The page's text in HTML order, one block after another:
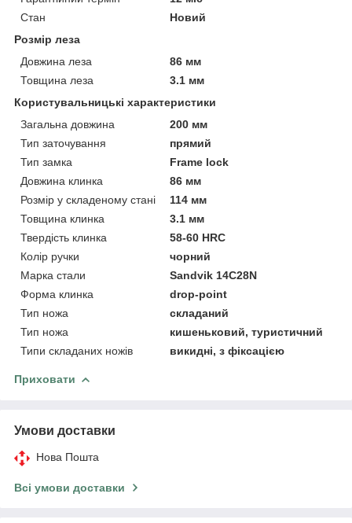
Стан
Новий
Розмір леза
Довжина леза
86 мм
Товщина леза
3.1 мм
Користувальницькі характеристики
Загальна довжина
200 мм
Тип заточування
прямий
Тип замка
Frame lock
Довжина клинка
86 мм
Розмір у складеному стані
114 мм
Товщина клинка
3.1 мм
Твердість клинка
58-60 HRC
Колір ручки
чорний
Марка стали
Sandvik 14C28N
Форма клинка
drop-point
Тип ножа
складаний
Тип ножа
кишеньковий, туристичний
Типи складаних ножів
викидні, з фіксацією
Приховати
Умови доставки
Нова Пошта
Всі умови доставки